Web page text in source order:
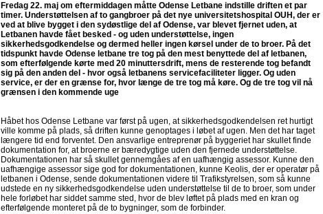
Fredag 22. maj om eftermiddagen måtte Odense Letbane indstille driften et par
timer. Understøttelsen af to gangbroer på det nye universitetshospital OUH, der er
ved at blive bygget i den sydøstlige del af Odense, var blevet fjernet uden, at
Letbanen havde fået besked - og uden understøttelse, ingen
sikkerhedsgodkendelse og dermed heller ingen kørsel under de to broer. På det
tidspunkt havde Odense letbane tre tog på den mest benyttede del af letbanen,
som efterfølgende kørte med 20 minuttersdrift, mens de resterende tog befandt
sig på den anden del - hvor også letbanens servicefaciliteter ligger. Og uden
service, er der en grænse for, hvor længe de tre tog må køre. Og de tre tog vil nå
grænsen i den kommende uge
Håbet hos Odense Letbane var først på ugen, at sikkerhedsgodkendelsen ret hurtigt
ville komme på plads, så driften kunne genoptages i løbet af ugen. Men det har taget
længere tid end forventet. Den ansvarlige entreprenør på byggeriet har skullet finde
dokumentation for, at broerne er bæredygtige uden den fjernede understøttelse.
Dokumentationen har så skullet gennemgåes af en uafhængig assessor. Kunne den
uafhængige assessor sige god for dokumentationen, kunne Keolis, der er operatør på
letbanen i Odense, sende dokumentationen videre til Trafikstyrelsen, som så kunne
udstede en ny sikkerhedsgodkendelse uden understøttelse til de to broer, som under
hele forløbet har siddet samme sted, hvor de blev løftet på plads med en kran og
efterfølgende monteret på de to bygninger, som de forbinder.